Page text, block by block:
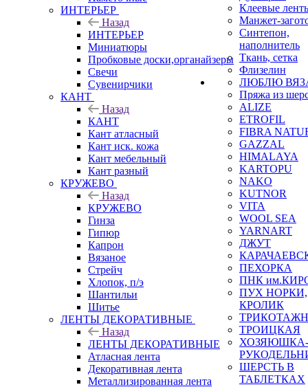
Клеевые
Манжет-
Синтепон,
наполнитель
Ткань, сетка
Флизелин
ЛЮБЛЮ
Пряжа из
ALIZE
ETROFIL
FIBRA
GAZZAL
HIMALAYA
KARTOPU
NAKO
KUTNOR
VITA
WOOL SEA
YARNART
ДЖУТ
ПЕХОРКА
ПНК
ПУХ НОРКИ,
КРОЛИК
ТРОИЦКАЯ
ХОЗЯЮШКА-
ШЕРСТЬ В
ТАБЛЕТКАХ
ИНТЕРЬЕР
Назад
ИНТЕРЬЕР
Миниатюры
Пробковые доски,органайзеры
Свечи
Сувенирчики
КАНТ
Назад
КАНТ
Кант атласный
Кант иск. кожа
Кант мебельный
Кант разный
КРУЖЕВО
Назад
КРУЖЕВО
Гинза
Гипюр
Капрон
Вязаное
Стрейч
Хлопок, п/э
Шантильи
Шитье
ЛЕНТЫ ДЕКОРАТИВНЫЕ
Назад
ЛЕНТЫ ДЕКОРАТИВНЫЕ
Атласная лента
Декоративная лента
Металлизированная лента